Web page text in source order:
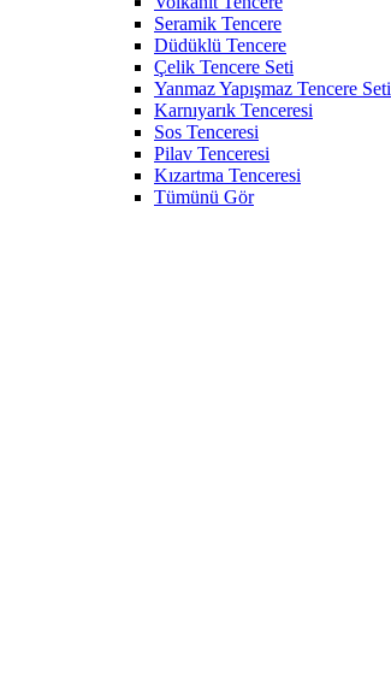
Seramik Tencere
Düdüklü Tencere
Çelik Tencere Seti
Yanmaz Yapışmaz Tencere Seti
Karnıyarık Tenceresi
Sos Tenceresi
Pilav Tenceresi
Kızartma Tenceresi
Tümünü Gör